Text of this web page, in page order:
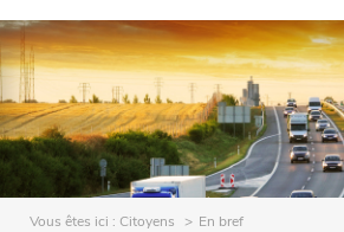
Vous êtes ici : Citoyens En bref